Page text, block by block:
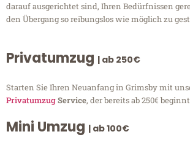
darauf ausgerichtet sind, Ihren Bedürfnissen
den Übergang so reibungslos wie möglich zu
Privatumzug | ab 250€
Starten Sie Ihren Neuanfang in Grimsby mit
PrivatumzugService, der bereits ab 250€
Mini Umzug | ab 100€